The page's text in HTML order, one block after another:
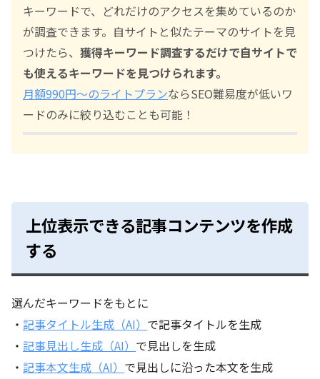
キーワードで、どれだけのアクセスを集めているのか
が調査できます。自サイトと似たテーマのサイトを見
つけたら、 獲得キーワード調査するだけで自サイトで
も使えるキーワードを見つけられます。
月額990円～のライトプランならSEO難易度が低いワ
ードのみに絞り込むことも可能！
上位表示できる記事コンテンツを作成
する
選んだキーワードをもとに
・ 記事タイトル生成（AI） で記事タイトルを生成
・ 記事見出し生成（AI） で見出しを生成
・ 記事本文生成（AI） で見出しに沿った本文を生成